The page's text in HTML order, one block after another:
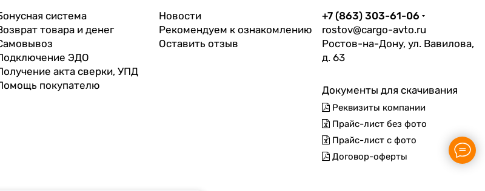
система
товара и денег
ЭДО
акта сверки, УПД
покупателю
Новости
Рекомендуем к ознакомлению
Оставить отзыв
+7 (863) 303-61-06
rostov@cargo-avto.ru
Ростов-на-Дону, ул. Вавилова,
д. 63
Документы для скачивания
Реквизиты компании
Прайс-лист без фото
Прайс-лист с фото
Договор-оферты